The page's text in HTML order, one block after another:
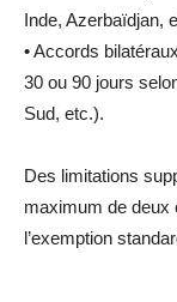
Inde, Azerbaïdjan,
•⁠ ⁠Accords
30 ou 90 jours
Sud, etc.).
Des limitations
maximum de deux
l’exemption